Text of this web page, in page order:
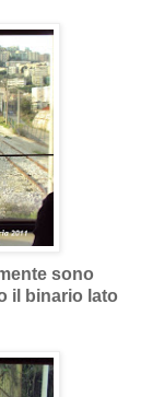
sono
il binario lato